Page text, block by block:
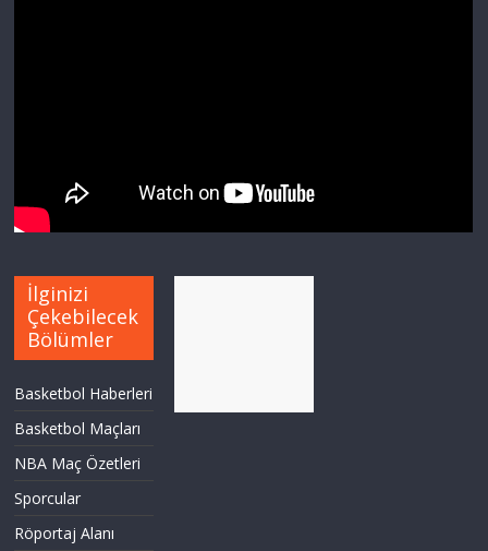
İlginizi
Çekebilecek
Bölümler
Basketbol Haberleri
Basketbol Maçları
NBA Maç Özetleri
Sporcular
Röportaj Alanı